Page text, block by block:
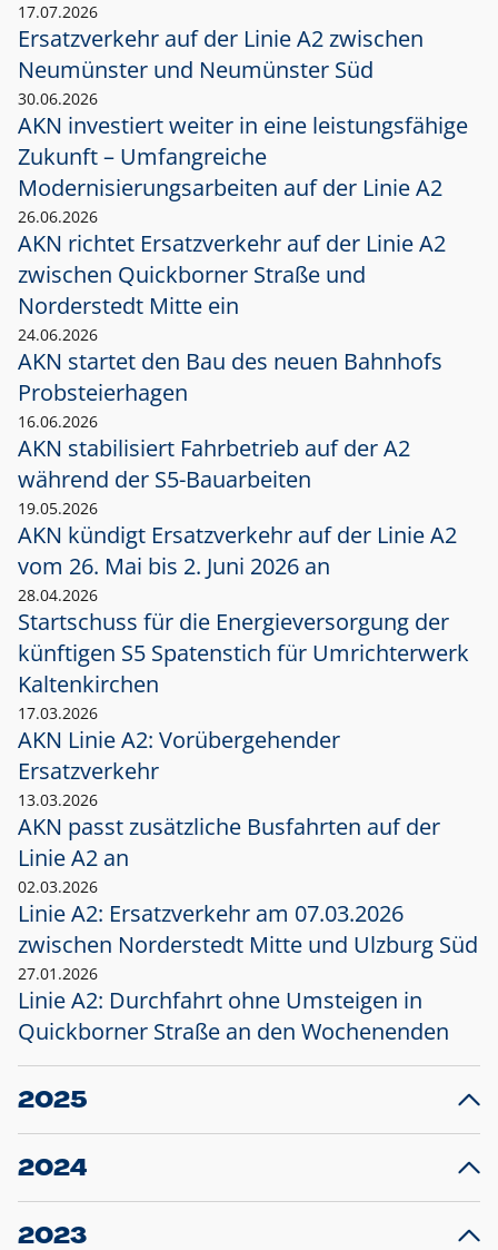
17.07.2026
Ersatzverkehr auf der Linie A2 zwischen
Neumünster und Neumünster Süd
30.06.2026
AKN investiert weiter in eine leistungsfähige
Zukunft – Umfangreiche
Modernisierungsarbeiten auf der Linie A2
26.06.2026
AKN richtet Ersatzverkehr auf der Linie A2
zwischen Quickborner Straße und
Norderstedt Mitte ein
24.06.2026
AKN startet den Bau des neuen Bahnhofs
Probsteierhagen
16.06.2026
AKN stabilisiert Fahrbetrieb auf der A2
während der S5-Bauarbeiten
19.05.2026
AKN kündigt Ersatzverkehr auf der Linie A2
vom 26. Mai bis 2. Juni 2026 an
28.04.2026
Startschuss für die Energieversorgung der
künftigen S5 Spatenstich für Umrichterwerk
Kaltenkirchen
17.03.2026
AKN Linie A2: Vorübergehender
Ersatzverkehr
13.03.2026
AKN passt zusätzliche Busfahrten auf der
Linie A2 an
02.03.2026
Linie A2: Ersatzverkehr am 07.03.2026
zwischen Norderstedt Mitte und Ulzburg Süd
27.01.2026
Linie A2: Durchfahrt ohne Umsteigen in
Quickborner Straße an den Wochenenden
2025
23.12.2025
Projekt S5: Start der Bauarbeiten am
2024
10.12.2024
Großprojekt S5: Sperrung der Bahnstraße in
2023